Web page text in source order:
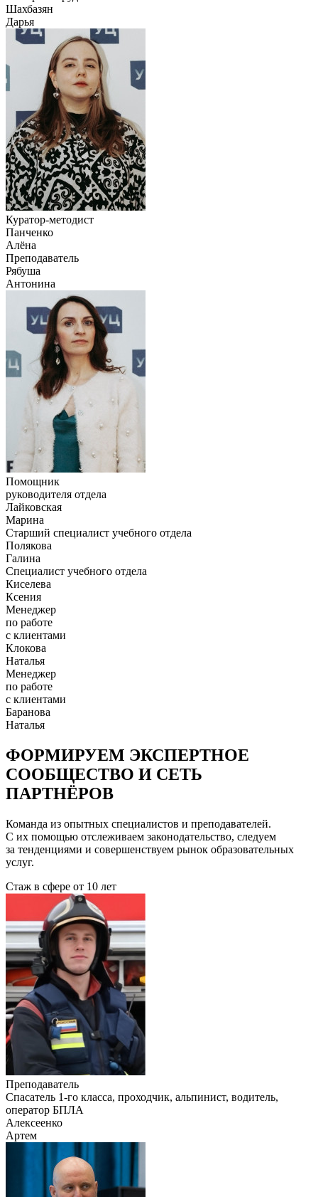
Шахбазян
Дарья
Куратор-методист
Панченко
Алёна
Преподаватель
Рябуша
Антонина
Помощник
руководителя отдела
Лайковская
Марина
Старший специалист учебного отдела
Полякова
Галина
Специалист учебного отдела
Киселева
Ксения
Менеджер
по работе
с клиентами
Клокова
Наталья
Менеджер
по работе
с клиентами
Баранова
Наталья
ФОРМИРУЕМ ЭКСПЕРТНОЕ
СООБЩЕСТВО И СЕТЬ
ПАРТНЁРОВ
Команда из опытных специалистов и преподавателей.
С их помощью отслеживаем законодательство, следуем
за тенденциями и совершенствуем рынок образовательных
услуг.
Стаж в сфере от 10 лет
Преподаватель
Cпасатель 1-го класса, проходчик, альпинист, водитель,
оператор БПЛА
Алексеенко
Артем